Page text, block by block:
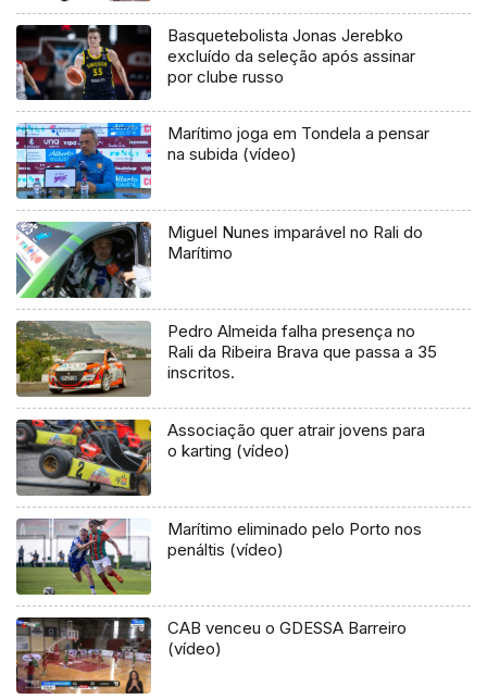
Basquetebolista Jonas Jerebko
excluído da seleção após assinar
por clube russo
Marítimo joga em Tondela a pensar
na subida (vídeo)
Miguel Nunes imparável no Rali do
Marítimo
Pedro Almeida falha presença no
Rali da Ribeira Brava que passa a 35
inscritos.
Associação quer atrair jovens para
o karting (vídeo)
Marítimo eliminado pelo Porto nos
penáltis (vídeo)
CAB venceu o GDESSA Barreiro
(vídeo)